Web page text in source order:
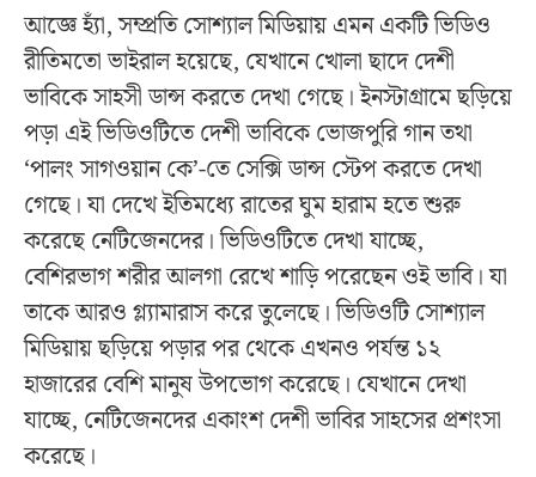
আজ্ঞে হ্যাঁ, সম্প্রতি সোশ্যাল মিডিয়ায় এমন একটি ভিডিও
রীতিমতো ভাইরাল হয়েছে, যেখানে খোলা ছাদে দেশী
ভাবিকে সাহসী ডান্স করতে দেখা গেছে। ইনস্টাগ্রামে ছড়িয়ে
পড়া এই ভিডিওটিতে দেশী ভাবিকে ভোজপুরি গান তথা
‘পালং সাগওয়ান কে’-তে সেক্সি ডান্স স্টেপ করতে দেখা
গেছে। যা দেখে ইতিমধ্যে রাতের ঘুম হারাম হতে শুরু
করেছে নেটিজেনদের। ভিডিওটিতে দেখা যাচ্ছে,
বেশিরভাগ শরীর আলগা রেখে শাড়ি পরেছেন ওই ভাবি‌। যা
তাকে আরও গ্ল্যামারাস করে তুলেছে। ভিডিওটি সোশ্যাল
মিডিয়ায় ছড়িয়ে পড়ার পর থেকে এখনও পর্যন্ত ১২
হাজারের বেশি মানুষ উপভোগ করেছে। যেখানে দেখা
যাচ্ছে, নেটিজেনদের একাংশ দেশী ভাবির সাহসের প্রশংসা
করেছে।